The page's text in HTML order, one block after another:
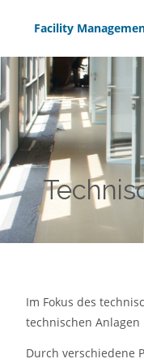
Facility
Im Fokus des
technischen
Durch verschiedene